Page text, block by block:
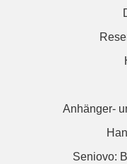
Anhänger-
Seniovo: